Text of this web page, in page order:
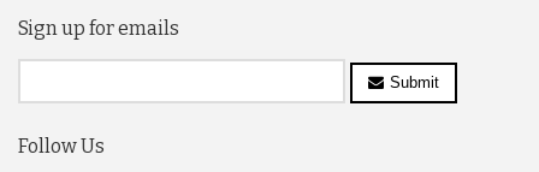
Sign up for emails
Submit
Follow Us